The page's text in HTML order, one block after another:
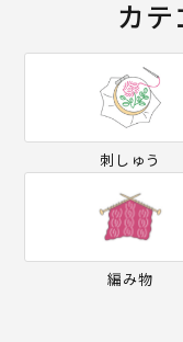
カ
刺しゅう
編み物